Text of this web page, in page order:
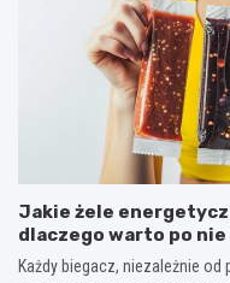
Jakie żele
dlaczego warto po
Każdy biegacz, niezależnie